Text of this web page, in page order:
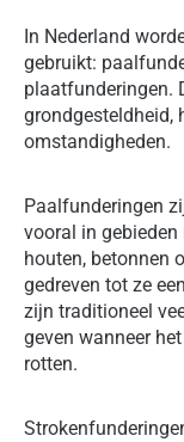
In Nederland
gebruikt:
plaatfunderingen.
grondgesteldheid,
omstandigheden.
Paalfunderingen
vooral in
houten, betonnen
gedreven tot ze
zijn traditioneel
geven wanneer
rotten.